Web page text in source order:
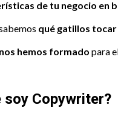
de tu negocio en
qué gatillos tocar
nos hemos formado para
soy Copywriter?